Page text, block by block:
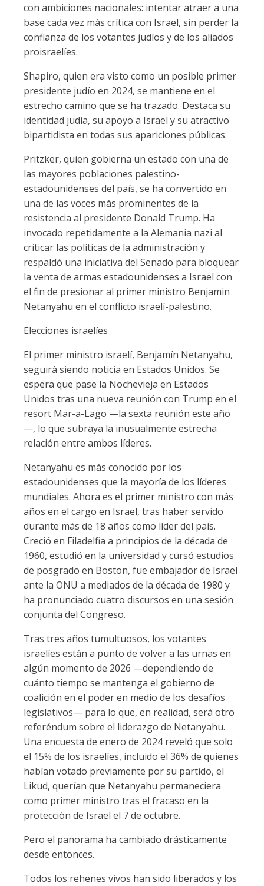
con ambiciones nacionales: intentar atraer a una
base cada vez más crítica con Israel, sin perder la
confianza de los votantes judíos y de los aliados
proisraelíes.
Shapiro, quien era visto como un posible primer
presidente judío en 2024, se mantiene en el
estrecho camino que se ha trazado. Destaca su
identidad judía, su apoyo a Israel y su atractivo
bipartidista en todas sus apariciones públicas.
Pritzker, quien gobierna un estado con una de
las mayores poblaciones palestino-
estadounidenses del país, se ha convertido en
una de las voces más prominentes de la
resistencia al presidente Donald Trump. Ha
invocado repetidamente a la Alemania nazi al
criticar las políticas de la administración y
respaldó una iniciativa del Senado para bloquear
la venta de armas estadounidenses a Israel con
el fin de presionar al primer ministro Benjamin
Netanyahu en el conflicto israelí-palestino.
Elecciones israelíes
El primer ministro israelí, Benjamín Netanyahu,
seguirá siendo noticia en Estados Unidos. Se
espera que pase la Nochevieja en Estados
Unidos tras una nueva reunión con Trump en el
resort Mar-a-Lago —la sexta reunión este año
—, lo que subraya la inusualmente estrecha
relación entre ambos líderes.
Netanyahu es más conocido por los
estadounidenses que la mayoría de los líderes
mundiales. Ahora es el primer ministro con más
años en el cargo en Israel, tras haber servido
durante más de 18 años como líder del país.
Creció en Filadelfia a principios de la década de
1960, estudió en la universidad y cursó estudios
de posgrado en Boston, fue embajador de Israel
ante la ONU a mediados de la década de 1980 y
ha pronunciado cuatro discursos en una sesión
conjunta del Congreso.
Tras tres años tumultuosos, los votantes
israelíes están a punto de volver a las urnas en
algún momento de 2026 —dependiendo de
cuánto tiempo se mantenga el gobierno de
coalición en el poder en medio de los desafíos
legislativos— para lo que, en realidad, será otro
referéndum sobre el liderazgo de Netanyahu.
Una encuesta de enero de 2024 reveló que solo
el 15% de los israelíes, incluido el 36% de quienes
habían votado previamente por su partido, el
Likud, querían que Netanyahu permaneciera
como primer ministro tras el fracaso en la
protección de Israel el 7 de octubre.
Pero el panorama ha cambiado drásticamente
desde entonces.
Todos los rehenes vivos han sido liberados y los